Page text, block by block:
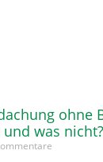
ohne
was nicht?